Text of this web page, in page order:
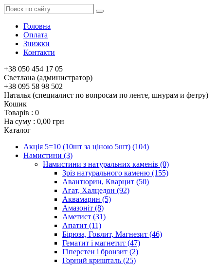
Головна
Оплата
Знижки
Контакти
+38 050 454 17 05
Светлана (администратор)
+38 095 58 98 502
Наталья (специалист по вопросам по ленте, шнурам и фетру)
Кошик
Товарів : 0
На суму : 0,00 грн
Каталог
Акція 5=10 (10шт за ціною 5шт) (104)
Намистини (3)
Намистини з натуральних каменів (0)
Зріз натурального каменю (155)
Авантюрин, Кварцит (50)
Агат, Халцедон (92)
Аквамарин (5)
Амазоніт (8)
Аметист (31)
Апатит (11)
Бірюза, Говлит, Магнезит (46)
Гематит і магнетит (47)
Гіперстен і бронзит (2)
Горний кришталь (25)